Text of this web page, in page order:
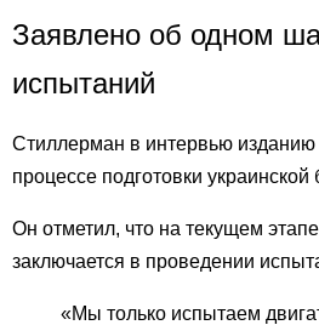
Заявлено об одном
испытаний
Стиллерман в интервью изданию
процессе подготовки украинской
Он отметил, что на текущем
заключается в проведении
«Мы только испытаем